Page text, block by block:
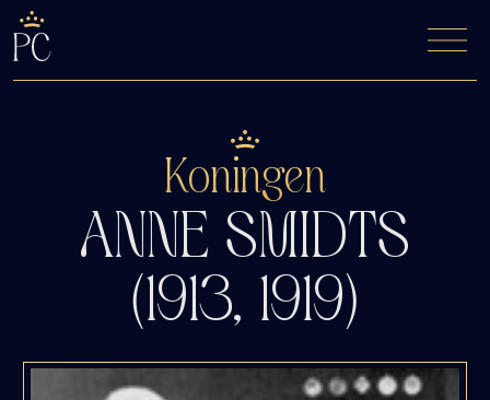
Kaartverkoop
Koningen
ANNE SMIDTS
(1913, 1919)